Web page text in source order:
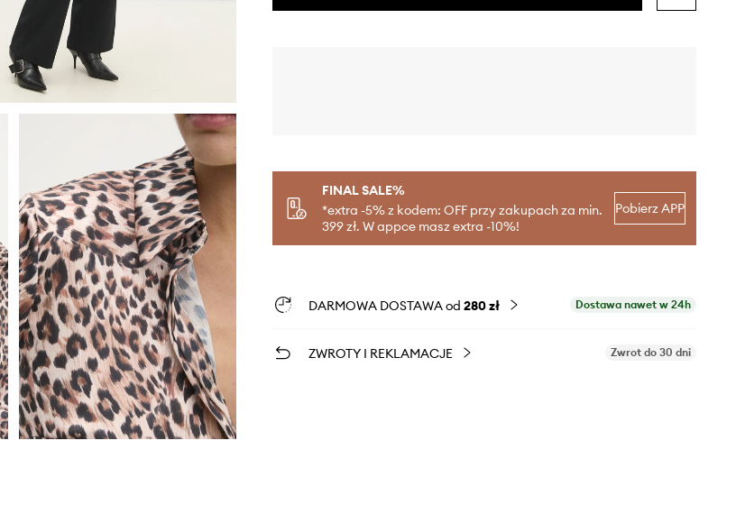
FINAL SALE%
*extra -5% z kodem: OFF przy zakupach za min.
399 zł. W appce masz extra -10%!
Pobierz APP
DARMOWA DOSTAWA od 280 zł Dostawa nawet w 24h
ZWROTY I REKLAMACJE Zwrot do 30 dni